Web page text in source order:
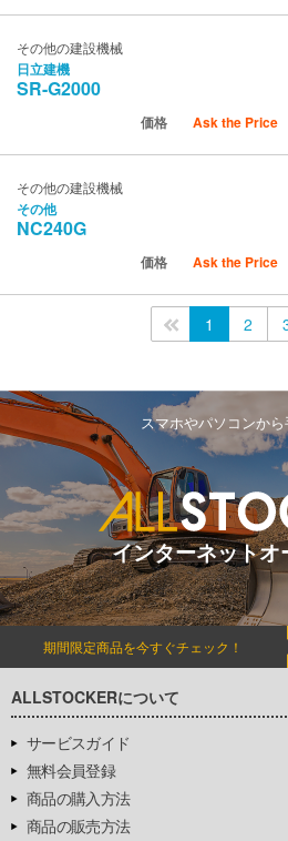
その他の建設機械
日立建機
SR-G2000
価格 Ask the Price
その他の建設機械
その他
NC240G
価格 Ask the Price
<<1 2
スマホやパソコンか
インターネットオ
期間限定商品を今すぐチェック！
ALLSTOCKERについて
サービスガイド
無料会員登録
商品の購入方法
商品の販売方法